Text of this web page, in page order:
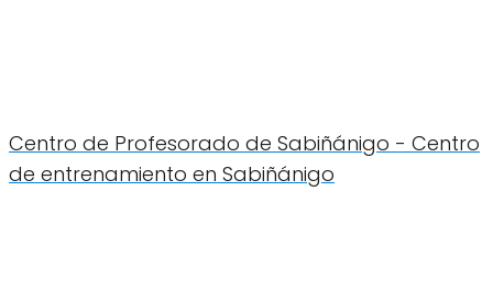
Centro de Profesorado de Sabiñánigo - Centro
de entrenamiento en Sabiñánigo